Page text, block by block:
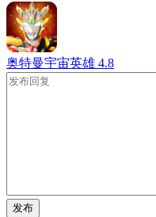
奥特曼宇宙英雄 4.8
发布